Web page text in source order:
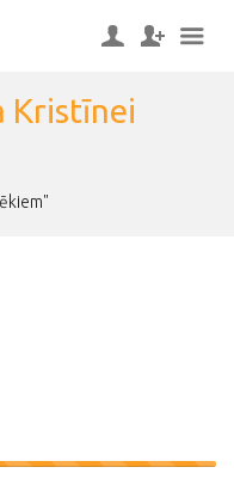
Kristīnei